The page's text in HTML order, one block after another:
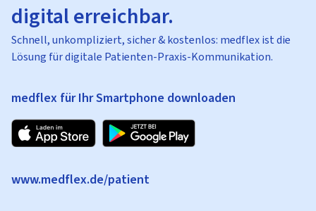
digital erreichbar.
Schnell, unkompliziert, sicher & kostenlos: medflex ist die
Lösung für digitale Patienten-Praxis-Kommunikation.
medflex für Ihr Smartphone downloaden
www.medflex.de/patient